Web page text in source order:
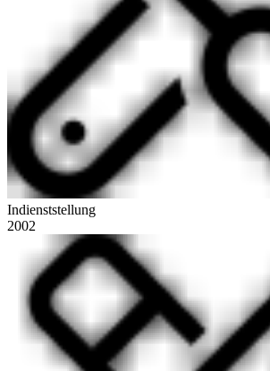
Indienststellung
2002